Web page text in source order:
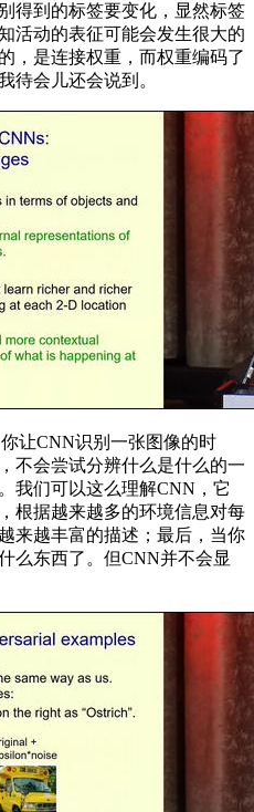
得到的标签要变化，显然标签
活动的表征可能会发生很大的
，是连接权重，而权重编码了
待会儿还会说到。
CNN识别一张图像的时
不会尝试分辨什么是什么的一
我们可以这么理解CNN，它
根据越来越多的环境信息对每
来越丰富的描述；最后，当你
么东西了。但CNN并不会显